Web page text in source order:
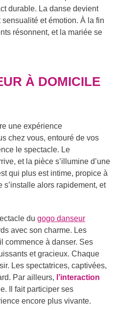
durable. La danse devient
sensualité et émotion. À la fin
résonnent, et la mariée se
À DOMICILE
une expérience
chez vous, entouré de vos
le spectacle. Le
et la pièce s’illumine d’une
qui plus est intime, propice à
s’installe alors rapidement, et
dugogo danseur
avec son charme. Les
commence à danser. Ses
et gracieux. Chaque
Les spectatrices, captivées,
Par ailleurs, l’interaction
Il fait participer ses
encore plus vivante.